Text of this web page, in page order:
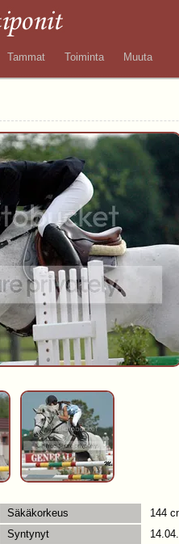
Tammat Toiminta Muuta
Säkäkorkeus
144
Syntynyt